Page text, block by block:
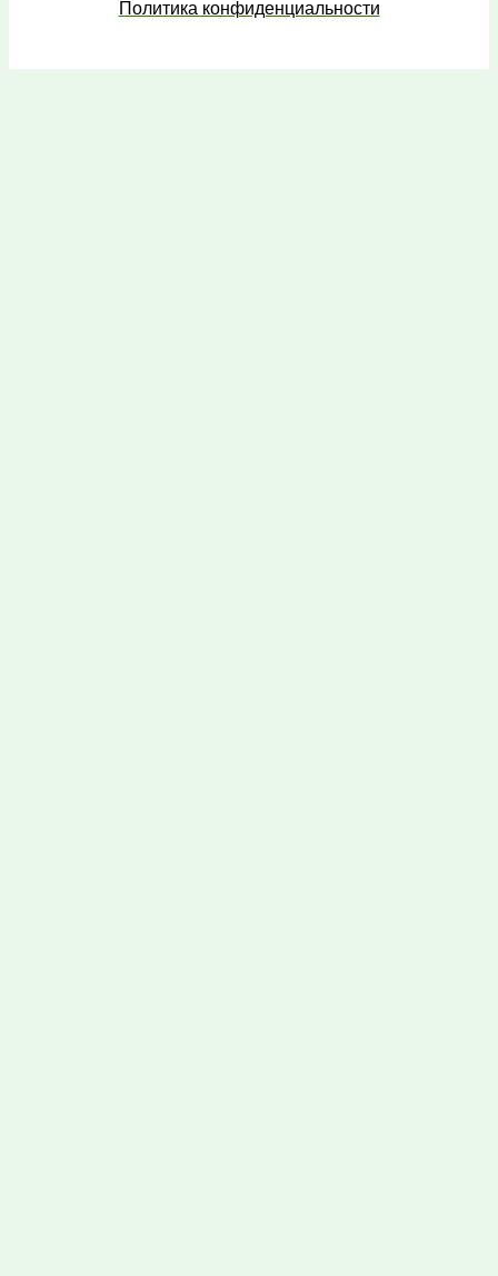
Политика конфиденциальности